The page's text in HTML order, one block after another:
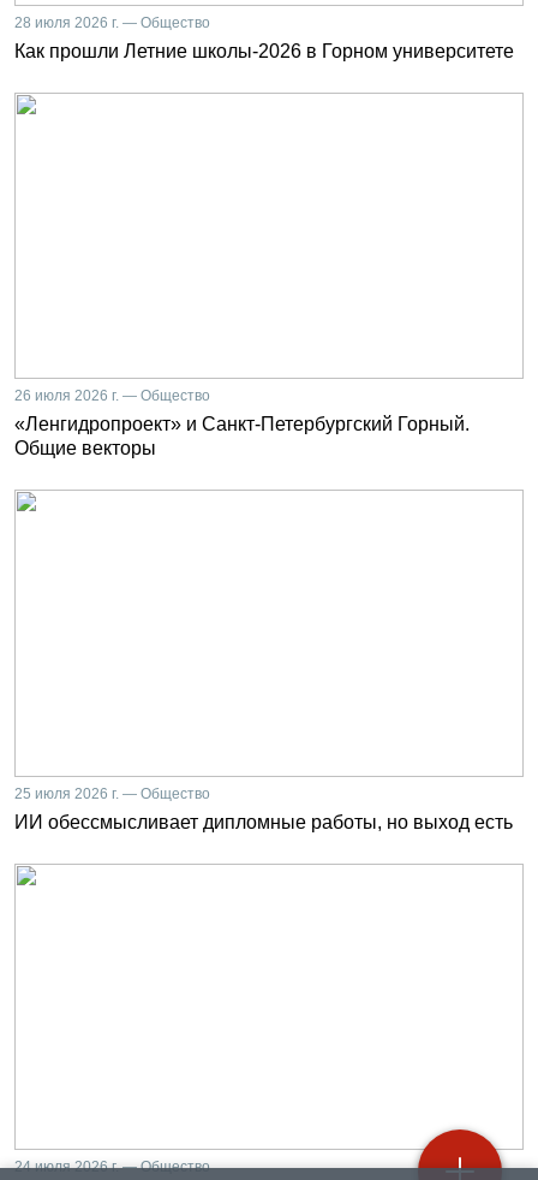
28 июля 2026 г. — Общество
Как прошли Летние школы-2026 в Горном университете
26 июля 2026 г. — Общество
«Ленгидропроект» и Санкт-Петербургский Горный.
Общие векторы
25 июля 2026 г. — Общество
ИИ обессмысливает дипломные работы, но выход есть
24 июля 2026 г. — Общество